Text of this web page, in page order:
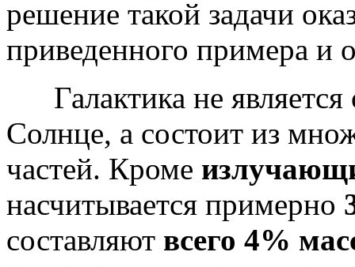
решение такой задачи
приведенного примера и
Галактика не
Солнце, а состоит из
частей. Кроме
насчитывается примерно
составляют всего 4%